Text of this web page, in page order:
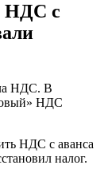
НДС с
НДС. В
НДС
НДС с аванса
налог.